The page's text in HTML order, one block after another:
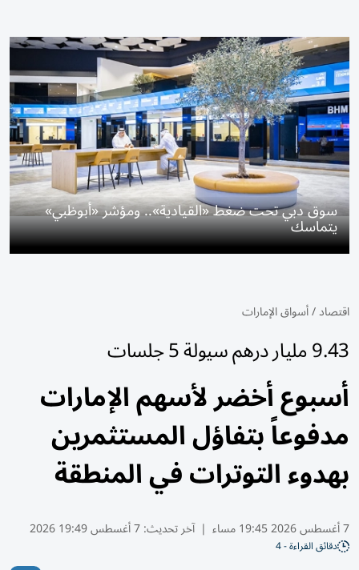
سوق دبي تحت ضغط «القيادية».. ومؤشر «أبوظبي»
يتماسك
اقتصاد/أسواق الإمارات
9.43 مليار درهم سيولة 5 جلسات
أسبوع أخضر لأسهم الإمارات
مدفوعاً بتفاؤل المستثمرين
بهدوء التوترات في المنطقة
7 أغسطس 2026 19:45 مساء | آخر تحديث:7 أغسطس 19:49 2026
دقائق القراءة - 4